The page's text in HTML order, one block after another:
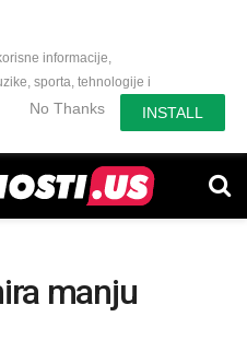
informacije,
sporta, tehnologije i
No Thanks INSTALL
manju